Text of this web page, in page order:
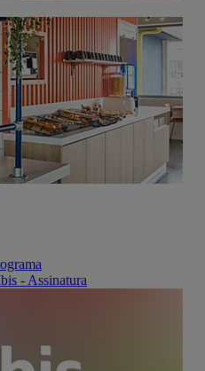
- Assinatura